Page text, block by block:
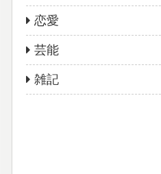
恋愛
芸能
雑記